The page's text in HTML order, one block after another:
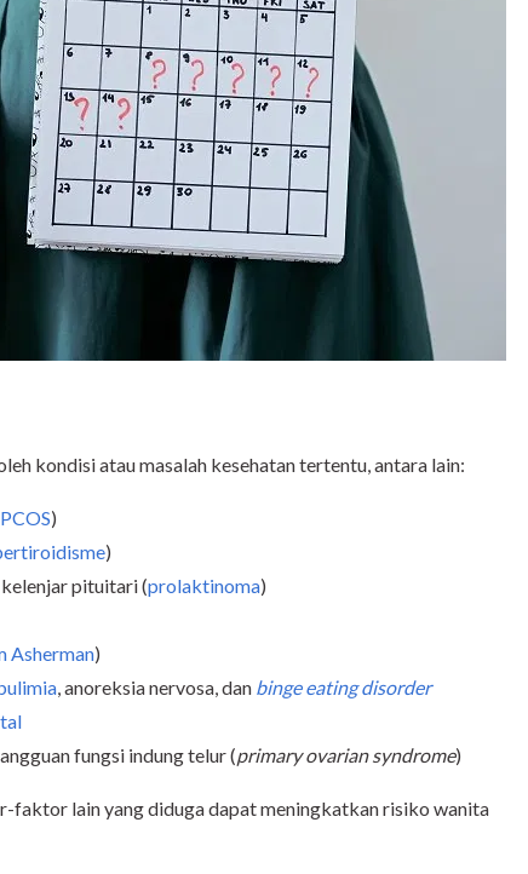
kondisi atau masalah kesehatan tertentu, antara lain:
PCOS)
)
pituitari (prolaktinoma)
Asherman)
, anoreksia nervosa, dan binge eating disorder
fungsi indung telur (primary ovarian syndrome)
faktor lain yang diduga dapat meningkatkan risiko wanita